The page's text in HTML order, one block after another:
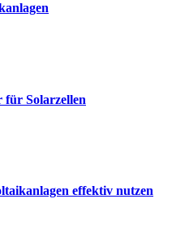
für Solarzellen
effektiv nutzen